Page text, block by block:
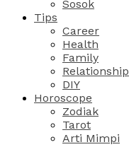
Sosok
Tips
Career
Health
Family
Relationship
DIY
Horoscope
Zodiak
Tarot
Arti Mimpi